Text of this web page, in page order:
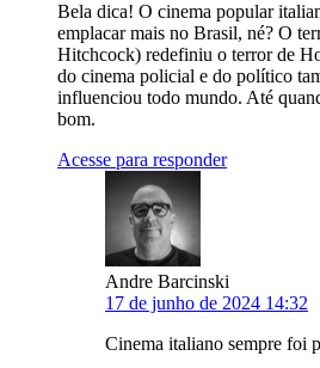
Bela dica! O cinema popular
emplacar mais no Brasil, né? O
Hitchcock) redefiniu o terror de
do cinema policial e do político
influenciou todo mundo. Até
bom.
Acesse para responder
Andre Barcinski
17 de junho de 2024 14:32
Cinema italiano sempre foi